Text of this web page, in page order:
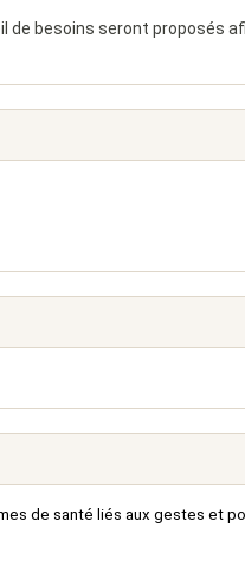
besoins seront proposés
de santé liés aux gestes et